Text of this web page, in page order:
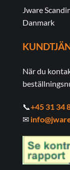
Jware
Danmark
När du
📞+45 31 34
✉